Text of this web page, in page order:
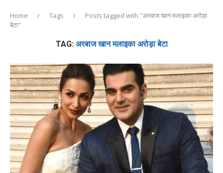
Home Tags
Posts tagged with "अरबाज खान मलाइका अरोड़ा
बेटा"
TAG: अरबाज खान मलाइका अरोड़ा बेटा